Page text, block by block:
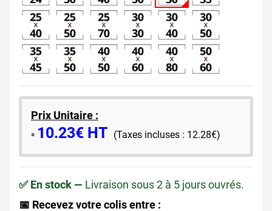
Prix Unitaire :
​▪️​ 10.23€ HT (Taxes incluses : 12.28€)
✅ En stock — Livraison sous 2 à 5 jours ouvrés.
📅 Recevez votre colis entre :